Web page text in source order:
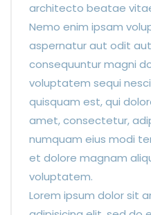
architecto beatae
Nemo enim ipsam
aspernatur aut odit
consequuntur magni
voluptatem sequi
quisquam est, qui
amet, consectetur,
numquam eius modi
et dolore magnam
voluptatem.
Lorem ipsum dolor sit